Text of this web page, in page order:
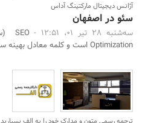
آژانس دیجیتال مارکتینگ آداس
سئو در اصفهان
سه‌شنبه 28 تیر 01، 12:51 -
Optimization است و کلمه معادل بهینه سازی موتور های جستجو می ...